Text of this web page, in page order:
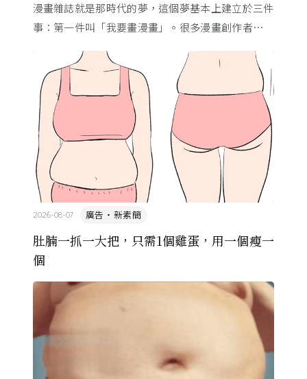
漫畫雜誌就是那時代的夢，這個夢基本上建立於三件
事：第一件叫「我要畫漫畫」。很多漫畫創作者從小
畫畫怎麼活？」
肚腩一抓一大把，只需1個雞蛋，用一個瘦一
個
廣告・新素簡
2026-08-07